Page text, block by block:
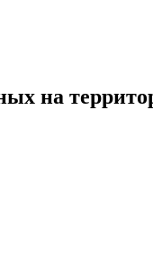
на